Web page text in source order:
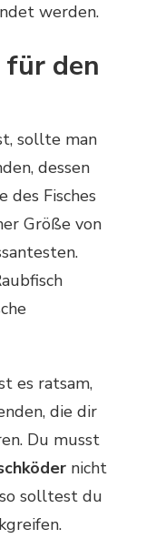
werden.
den
sollte man
dessen
des Fisches
Größe von
es ratsam,
die dir
Du musst
nicht
solltest du